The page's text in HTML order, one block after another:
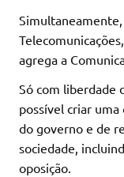
agrega a
Só com liberdade
possível criar uma
do governo e de
sociedade,
oposição.